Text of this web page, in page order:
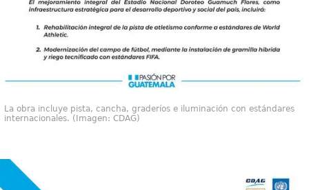
La obra incluye pista, cancha, graderíos e iluminación con estándares
internacionales. (Imagen: CDAG)